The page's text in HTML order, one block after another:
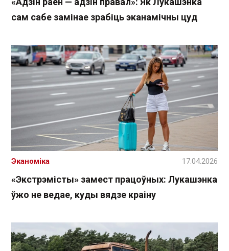
сам сабе замінае зрабіць эканамічны цуд
«Экстрэмісты» замест працоўных: Лукашэнка
ўжо не ведае, куды вядзе краіну
Эканоміка 17.04.2026